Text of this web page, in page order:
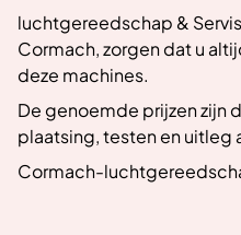
luchtgereedschap &
Cormach, zorgen dat u
deze machines.
De genoemde prijzen zijn
plaatsing, testen en uitleg
Cormach-